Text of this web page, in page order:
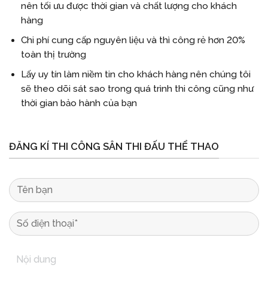
nên tối ưu được thời gian và chất lượng cho khách
hàng
Chi phí cung cấp nguyên liệu và thì công rẻ hơn 20%
toàn thị trường
Lấy uy tín làm niềm tin cho khách hàng nên chúng tôi
sẽ theo dõi sát sao trong quá trình thi công cũng như
thời gian bảo hành của bạn
ĐĂNG KÍ THI CÔNG SÂN THI ĐẤU THỂ THAO